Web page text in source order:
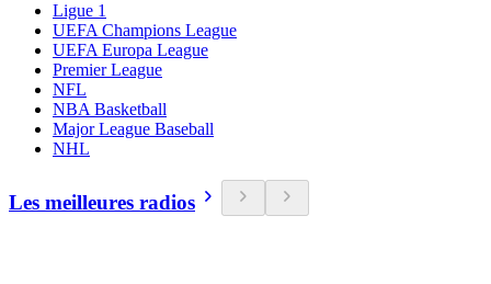
Ligue 1
UEFA Champions League
UEFA Europa League
Premier League
NFL
NBA Basketball
Major League Baseball
NHL
Les meilleures radios